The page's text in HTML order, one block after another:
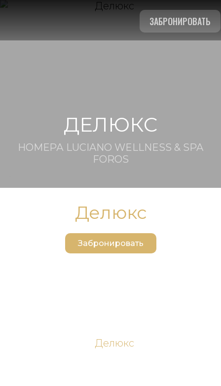
ЗАБРОНИРОВАТЬ
ДЕЛЮКС
НОМЕРА LUCIANO WELLNESS & SPA
FOROS
Делюкс
Забронировать